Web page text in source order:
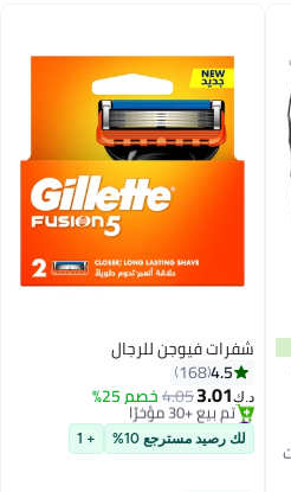
شفرات فيوجن للرجال
4.5
168
د.ك‏3.01
4.05خصم 25%
#10 في شفرات الحلاقة الرجالية
أقل سعر في 7 يوم
تم بيع +30 مؤخرًا
لك رصيد مسترجع 10% + 1